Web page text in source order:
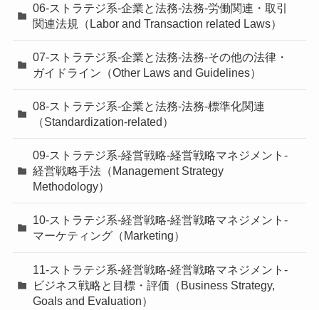
06-ストラテジ系-企業と法務-法務-労働関連・取引
関連法規（Labor and Transaction related Laws）
07-ストラテジ系-企業と法務-法務-その他の法律・
ガイドライン（Other Laws and Guidelines）
08-ストラテジ系-企業と法務-法務-標準化関連
（Standardization-related）
09-ストラテジ系-経営戦略-経営戦略マネジメント-
経営戦略手法（Management Strategy
Methodology）
10-ストラテジ系-経営戦略-経営戦略マネジメント-
マーケティング（Marketing）
11-ストラテジ系-経営戦略-経営戦略マネジメント-
ビジネス戦略と目標・評価（Business Strategy,
Goals and Evaluation）